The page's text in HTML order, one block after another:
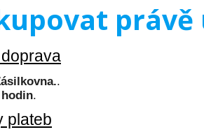
právě
.
.
plateb